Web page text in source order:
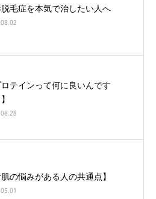
毛症を本気で治したい人へ
ロテインって何に良いんです
肌の悩みがある人の共通点】